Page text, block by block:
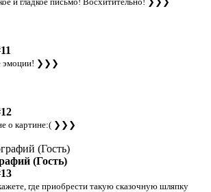
эмоции! ❯❯❯
о картине:( ❯❯❯
(Гость)
где приобрести такую сказочную шляпку